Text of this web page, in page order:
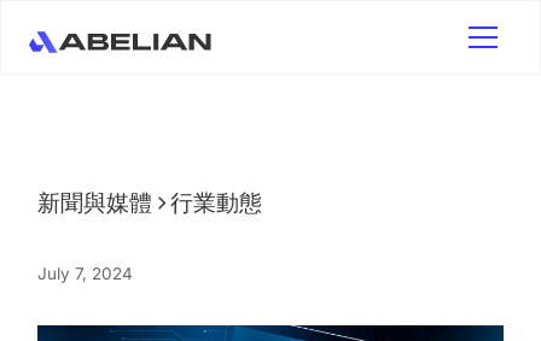
新聞與媒體 行業動態
July 7, 2024